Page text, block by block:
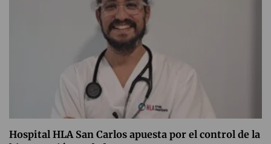
Hospital HLA San Carlos apuesta por el control de la